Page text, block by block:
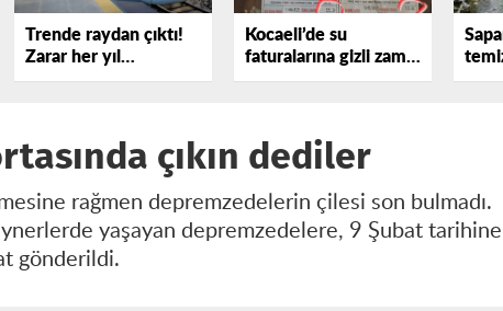
Trende raydan çıktı!
Zarar her yıl
katlanıyor
Kocaeli’de su
faturalarına gizli zam
iddiası
çıkın dediler
rağmen depremzedelerin çilesi son bulmadı.
yaşayan depremzedelere, 9 Şubat
gönderildi.